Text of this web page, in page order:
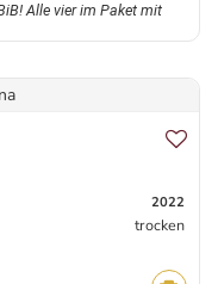
Alle vier im Paket mit
2022
trocken